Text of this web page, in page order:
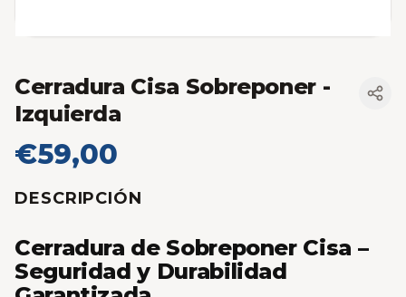
Cerradura Cisa Sobreponer -
Izquierda
€59,00
DESCRIPCIÓN
Cerradura de Sobreponer Cisa –
Seguridad y Durabilidad